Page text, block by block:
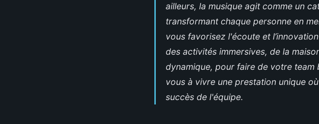
ailleurs, la musique agit comme un
transformant chaque personne en
vous favorisez l'écoute et
des activités immersives, de la
dynamique, pour faire de votre team
vous à vivre une prestation unique
succès de l'équipe.